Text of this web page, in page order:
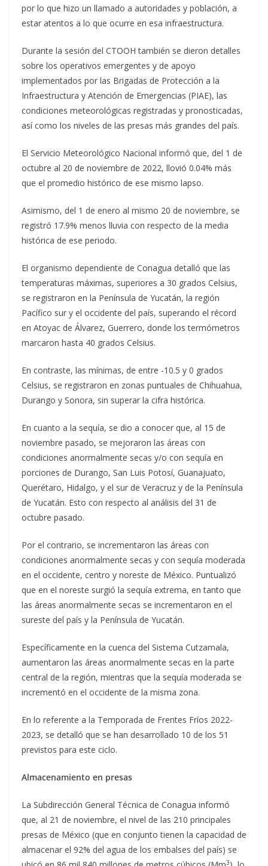
por lo que hizo un llamado a autoridades y población, a
estar atentos a lo que ocurre en esa infraestructura.
Durante la sesión del CTOOH también se dieron detalles
sobre los operativos emergentes y de apoyo
implementados por las Brigadas de Protección a la
Infraestructura y Atención de Emergencias (PIAE), las
condiciones meteorológicas registradas y pronosticadas,
así como los niveles de las presas más grandes del país.
El Servicio Meteorológico Nacional informó que, del 1 de
octubre al 20 de noviembre de 2022, llovió 0.04% más
que el promedio histórico de ese mismo lapso.
Asimismo, del 1 de enero al mismo 20 de noviembre, se
registró 17.9% menos lluvia con respecto de la media
histórica de ese periodo.
El organismo dependiente de Conagua detalló que las
temperaturas máximas, superiores a 30 grados Celsius,
se registraron en la Península de Yucatán, la región
Pacífico sur y el occidente del país, superando el récord
en Atoyac de Álvarez, Guerrero, donde los termómetros
marcaron hasta 40 grados Celsius.
En contraste, las mínimas, de entre -10.5 y 0 grados
Celsius, se registraron en zonas puntuales de Chihuahua,
Durango y Sonora, sin superar la cifra histórica.
En cuanto a la sequía, se dio a conocer que, al 15 de
noviembre pasado, se mejoraron las áreas con
condiciones anormalmente secas y/o con sequía en
porciones de Durango, San Luis Potosí, Guanajuato,
Querétaro, Hidalgo, y el sur de Veracruz y de la Península
de Yucatán. Esto con respecto al análisis del 31 de
octubre pasado.
Por el contrario, se incrementaron las áreas con
condiciones anormalmente secas y con sequía moderada
en el occidente, centro y noreste de México. Puntualizó
que en el noreste surgió la sequía extrema, en tanto que
las áreas anormalmente secas se incrementaron en el
sureste del país y la Península de Yucatán.
Específicamente en la cuenca del Sistema Cutzamala,
aumentaron las áreas anormalmente secas en la parte
central de la región, mientras que la sequía moderada se
incrementó en el occidente de la misma zona.
En lo referente a la Temporada de Frentes Fríos 2022-
2023, se detalló que se han desarrollado 10 de los 51
previstos para este ciclo.
Almacenamiento en presas
La Subdirección General Técnica de Conagua informó
que, al 21 de noviembre, el nivel de las 210 principales
presas de México (que en conjunto tienen la capacidad de
almacenar el 92% del agua de los embalses del país) se
3